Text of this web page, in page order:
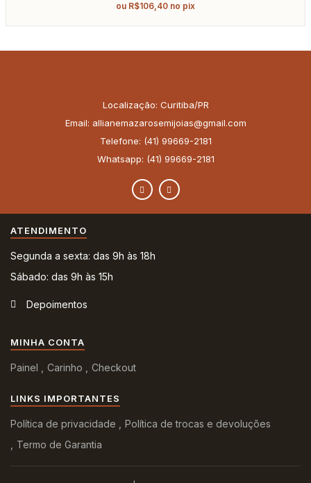
ou R$106,40 no pix
Localização: Curitiba/PR
Email: allianemazarosemijoias@gmail.com
Telefone: (41) 99669-2181
Whatsapp: (41) 99669-2181
ATENDIMENTO
Segunda a sexta: das 9h às 18h
Sábado: das 9h às 15h
Depoimentos
MINHA CONTA
Painel Carinho Checkout
LINKS IMPORTANTES
Política de privacidade
Política de trocas e devoluções
Termo de Garantia